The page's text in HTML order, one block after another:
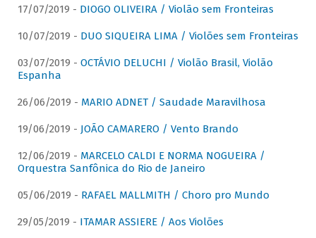
17/07/2019 - DIOGO OLIVEIRA / Violão sem Fronteiras
10/07/2019 - DUO SIQUEIRA LIMA / Violões sem Fronteiras
03/07/2019 - OCTÁVIO DELUCHI / Violão Brasil, Violão
Espanha
26/06/2019 - MARIO ADNET / Saudade Maravilhosa
19/06/2019 - JOÃO CAMARERO / Vento Brando
12/06/2019 - MARCELO CALDI E NORMA NOGUEIRA /
Orquestra Sanfônica do Rio de Janeiro
05/06/2019 - RAFAEL MALLMITH / Choro pro Mundo
29/05/2019 - ITAMAR ASSIERE / Aos Violões